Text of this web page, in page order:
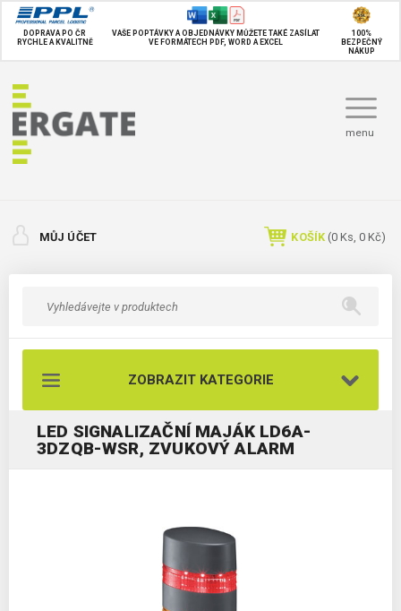
DOPRAVA PO ČR
RYCHLE A KVALITNĚ
VAŠE POPTÁVKY A OBJEDNÁVKY MŮŽETE TAKÉ ZASÍLAT
VE FORMÁTECH PDF, WORD A EXCEL
100%
BEZPEČNÝ
NÁKUP
menu
MŮJ ÚČET KOŠÍK (0 Ks, 0 Kč)
ZOBRAZIT KATEGORIE
LED SIGNALIZAČNÍ MAJÁK LD6A-
3DZQB-WSR, ZVUKOVÝ ALARM